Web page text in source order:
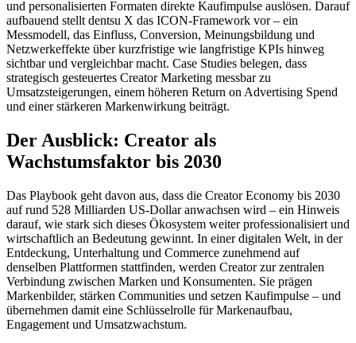
und personalisierten Formaten direkte Kaufimpulse auslösen. Darauf
aufbauend stellt dentsu X das ICON‑Framework vor – ein
Messmodell, das Einfluss, Conversion, Meinungsbildung und
Netzwerkeffekte über kurzfristige wie langfristige KPIs hinweg
sichtbar und vergleichbar macht. Case Studies belegen, dass
strategisch gesteuertes Creator Marketing messbar zu
Umsatzsteigerungen, einem höheren Return on Advertising Spend
und einer stärkeren Markenwirkung beiträgt.
Der Ausblick: Creator als
Wachstumsfaktor bis 2030
Das Playbook geht davon aus, dass die Creator Economy bis 2030
auf rund 528 Milliarden US-Dollar anwachsen wird – ein Hinweis
darauf, wie stark sich dieses Ökosystem weiter professionalisiert und
wirtschaftlich an Bedeutung gewinnt. In einer digitalen Welt, in der
Entdeckung, Unterhaltung und Commerce zunehmend auf
denselben Plattformen stattfinden, werden Creator zur zentralen
Verbindung zwischen Marken und Konsumenten. Sie prägen
Markenbilder, stärken Communities und setzen Kaufimpulse – und
übernehmen damit eine Schlüsselrolle für Markenaufbau,
Engagement und Umsatzwachstum.